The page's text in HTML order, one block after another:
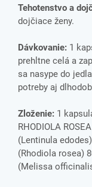
Tehotenstvo a
dojčiace ženy.
Dávkovanie: 1
prehltne celá a
sa nasype do
potreby aj
Zloženie: 1
RHODIOLA
(Lentinula
(Rhodiola rosea)
(Melissa